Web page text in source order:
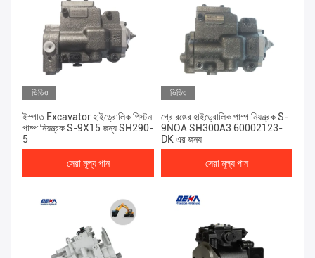
ভিডিও
ইস্পাত Excavator হাইড্রোলিক পিস্টন
পাম্প নিয়ন্ত্রক S-9X15 জন্য SH290-
5
সেরা মূল্য পান
ভিডিও
গ্রে রঙের হাইড্রোলিক পাম্প নিয়ন্ত্রক S-
9NOA SH300A3 60002123-
DK এর জন্য
সেরা মূল্য পান